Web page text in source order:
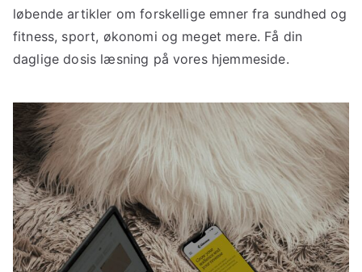
løbende artikler om forskellige emner fra sundhed og
fitness, sport, økonomi og meget mere. Få din
daglige dosis læsning på vores hjemmeside.